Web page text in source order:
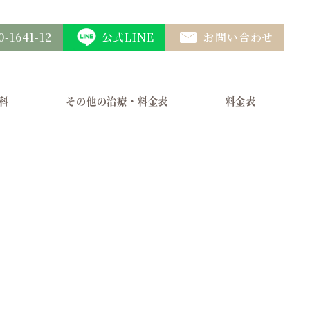
1641-12 公式LINE お問い合わせ
その他の治療・料金表 料金表